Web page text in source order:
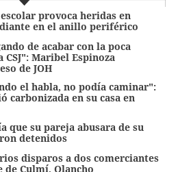
provoca heridas en
en el anillo periférico
de acabar con la poca
Maribel Espinoza
de JOH
el habla, no podía caminar":
carbonizada en su casa en
que su pareja abusara de su
detenidos
disparos a dos comerciantes
de Culmí, Olancho